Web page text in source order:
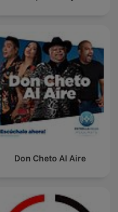
Don Cheto Al Aire